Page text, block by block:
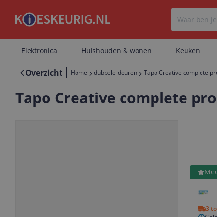
Elektronica Huishouden & wonen Keuken
Overzicht Home dubbele-deuren Tapo Creative complete
Tapo Creative complete
3
Bekijk